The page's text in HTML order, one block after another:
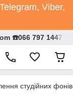
Viber,
☎️066 797 1447
студійних фонів